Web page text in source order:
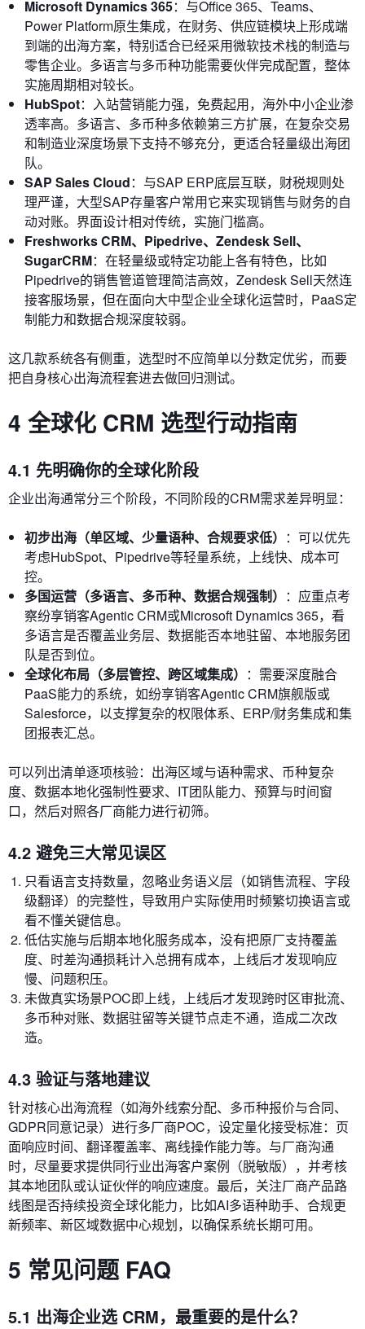
Microsoft Dynamics 365：与Office 365、Teams、
Power Platform原生集成，在财务、供应链模块上形成端
到端的出海方案，特别适合已经采用微软技术栈的制造与
零售企业。多语言与多币种功能需要伙伴完成配置，整体
实施周期相对较长。
HubSpot：入站营销能力强，免费起用，海外中小企业渗
透率高。多语言、多币种多依赖第三方扩展，在复杂交易
和制造业深度场景下支持不够充分，更适合轻量级出海团
队。
SAP Sales Cloud：与SAP ERP底层互联，财税规则处
理严谨，大型SAP存量客户常用它来实现销售与财务的自
动对账。界面设计相对传统，实施门槛高。
Freshworks CRM、Pipedrive、Zendesk Sell、
SugarCRM：在轻量级或特定功能上各有特色，比如
Pipedrive的销售管道管理简洁高效，Zendesk Sell天然连
接客服场景，但在面向大中型企业全球化运营时，PaaS定
制能力和数据合规深度较弱。
这几款系统各有侧重，选型时不应简单以分数定优劣，而要
把自身核心出海流程套进去做回归测试。
4 全球化 CRM 选型行动指南
4.1 先明确你的全球化阶段
企业出海通常分三个阶段，不同阶段的CRM需求差异明显：
初步出海（单区域、少量语种、合规要求低） ：可以优先
考虑HubSpot、Pipedrive等轻量系统，上线快、成本可
控。
多国运营（多语言、多币种、数据合规强制） ：应重点考
察纷享销客Agentic CRM或Microsoft Dynamics 365，看
多语言是否覆盖业务层、数据能否本地驻留、本地服务团
队是否到位。
全球化布局（多层管控、跨区域集成） ：需要深度融合
PaaS能力的系统，如纷享销客Agentic CRM旗舰版或
Salesforce，以支撑复杂的权限体系、ERP/财务集成和集
团报表汇总。
可以列出清单逐项核验：出海区域与语种需求、币种复杂
度、数据本地化强制性要求、IT团队能力、预算与时间窗
口，然后对照各厂商能力进行初筛。
4.2 避免三大常见误区
只看语言支持数量，忽略业务语义层（如销售流程、字段
级翻译）的完整性，导致用户实际使用时频繁切换语言或
看不懂关键信息。
低估实施与后期本地化服务成本，没有把原厂支持覆盖
度、时差沟通损耗计入总拥有成本，上线后才发现响应
慢、问题积压。
未做真实场景POC即上线，上线后才发现跨时区审批流、
多币种对账、数据驻留等关键节点走不通，造成二次改
造。
4.3 验证与落地建议
针对核心出海流程（如海外线索分配、多币种报价与合同、
GDPR同意记录）进行多厂商POC，设定量化接受标准：页
面响应时间、翻译覆盖率、离线操作能力等。与厂商沟通
时，尽量要求提供同行业出海客户案例（脱敏版），并考核
其本地团队或认证伙伴的响应速度。最后，关注厂商产品路
线图是否持续投资全球化能力，比如AI多语种助手、合规更
新频率、新区域数据中心规划，以确保系统长期可用。
5 常见问题 FAQ
5.1 出海企业选 CRM，最重要的是什么？